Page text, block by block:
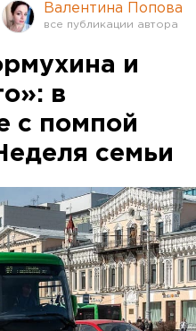
Валентина Попова
и
в
с помпой
семьи